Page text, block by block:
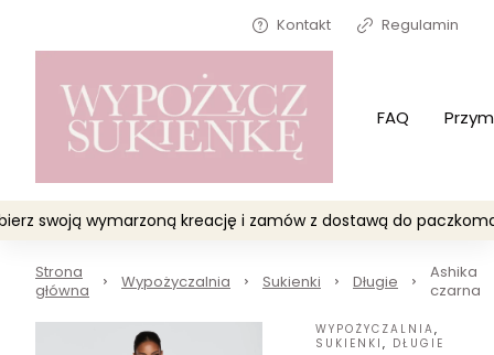
Kontakt Regulamin
FAQ
swoją wymarzoną kreację i zamów z dostawą do
Strona
główna
Wypożyczalnia Sukienki Długie
Ashika
czarna
WYPOŻYCZALNIA,
SUKIENKI, DŁUGIE